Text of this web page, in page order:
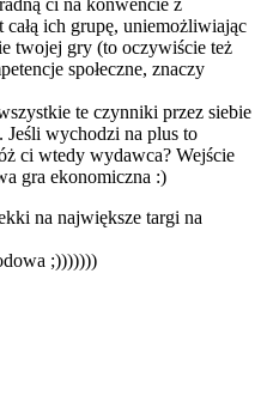
ci na konwencie z
ich grupę, uniemożliwiając
twojej gry (to oczywiście też
społeczne, znaczy
te czynniki przez siebie
Jeśli wychodzi na plus to
ci wtedy wydawca? Wejście
gra ekonomiczna :)
na największe targi na
;)))))))